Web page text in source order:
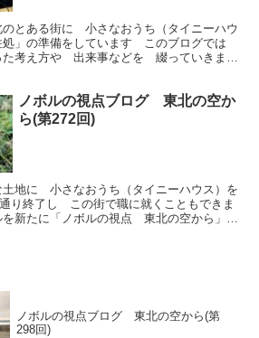
とある街に 小さなおうち（タイニーハウ
」の準備をしています このブログでは
考え方や 出来事などを 綴っていきま
ノボルの視点ブログ 東北の空か
ら(第272回)
土地に 小さなおうち（タイニーハウス）を
り終了し この街で職に就くこともできま
新たに「ノボルの視点 東北の空から」に
ノボルの視点ブログ 東北の空から(第
298回)